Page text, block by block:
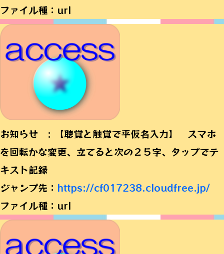
ファイル種：url
お知らせ : 【聴覚と触覚で平仮名入力】 スマホ
を回転かな変更、立てると次の２５字、タップでテ
キスト記録
ジャンプ先： https://cf017238.cloudfree.jp/
ファイル種：url